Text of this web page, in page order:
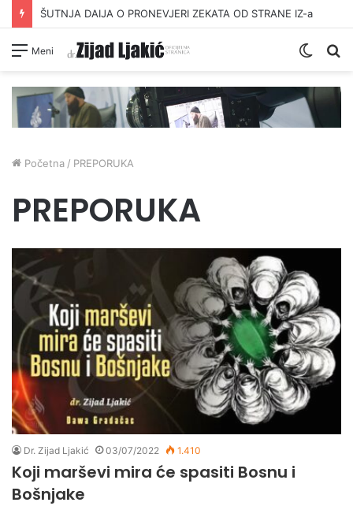
ŠUTNJA DAIJA O PRONEVJERI ZEKATA OD STRANE IZ-a
Meni
Switch
Početna / PREPORUKA
PREPORUKA
Dr. Zijad Ljakić 03/07/2022 1.410
Koji marševi mira će spasiti Bosnu i
Bošnjake